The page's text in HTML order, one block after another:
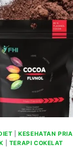
|KESEHATAN PRIA
TERAPI COKELAT